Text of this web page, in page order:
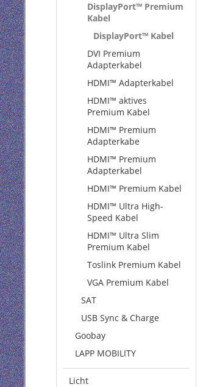
DisplayPort™ Premium
Kabel
DisplayPort™ Kabel
DVI Premium
Adapterkabel
HDMI™ Adapterkabel
HDMI™ aktives
Premium Kabel
HDMI™ Premium
Adapterkabe
HDMI™ Premium
Adapterkabel
HDMI™ Premium Kabel
HDMI™ Ultra High-
Speed Kabel
HDMI™ Ultra Slim
Premium Kabel
Toslink Premium Kabel
VGA Premium Kabel
SAT
USB Sync & Charge
Goobay
LAPP MOBILITY
Licht